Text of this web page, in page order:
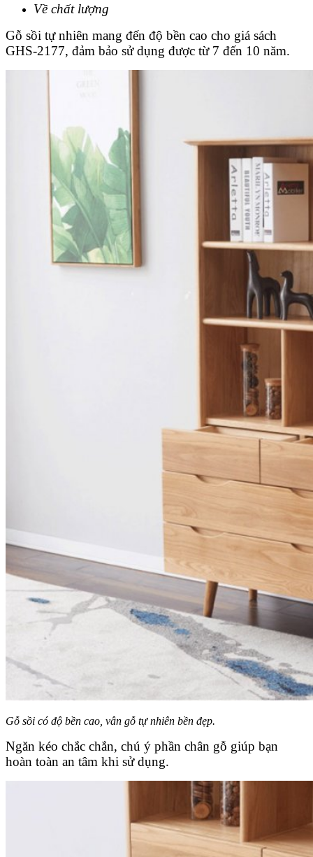
Về chất lượng
Gỗ sồi tự nhiên mang đến độ bền cao cho giá sách
GHS-2177, đảm bảo sử dụng được từ 7 đến 10 năm.
Gỗ sồi có độ bền cao, vân gỗ tự nhiên bền đẹp.
Ngăn kéo chắc chắn, chú ý phần chân gỗ giúp bạn
hoàn toàn an tâm khi sử dụng.